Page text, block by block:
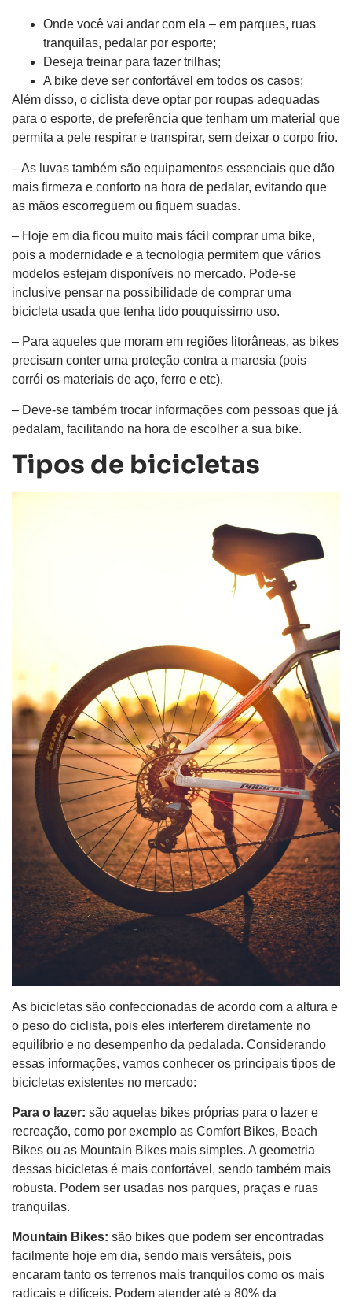
Onde você vai andar com ela – em parques, ruas
tranquilas, pedalar por esporte;
Deseja treinar para fazer trilhas;
A bike deve ser confortável em todos os casos;
Além disso, o ciclista deve optar por roupas adequadas
para o esporte, de preferência que tenham um material que
permita a pele respirar e transpirar, sem deixar o corpo frio.
– As luvas também são equipamentos essenciais que dão
mais firmeza e conforto na hora de pedalar, evitando que
as mãos escorreguem ou fiquem suadas.
– Hoje em dia ficou muito mais fácil comprar uma bike,
pois a modernidade e a tecnologia permitem que vários
modelos estejam disponíveis no mercado. Pode-se
inclusive pensar na possibilidade de comprar uma
bicicleta usada que tenha tido pouquíssimo uso.
– Para aqueles que moram em regiões litorâneas, as bikes
precisam conter uma proteção contra a maresia (pois
corrói os materiais de aço, ferro e etc).
– Deve-se também trocar informações com pessoas que já
pedalam, facilitando na hora de escolher a sua bike.
Tipos de bicicletas
As bicicletas são confeccionadas de acordo com a altura e
o peso do ciclista, pois eles interferem diretamente no
equilíbrio e no desempenho da pedalada. Considerando
essas informações, vamos conhecer os principais tipos de
bicicletas existentes no mercado:
Para o lazer: são aquelas bikes próprias para o lazer e
recreação, como por exemplo as Comfort Bikes, Beach
Bikes ou as Mountain Bikes mais simples. A geometria
dessas bicicletas é mais confortável, sendo também mais
robusta. Podem ser usadas nos parques, praças e ruas
tranquilas.
Mountain Bikes: são bikes que podem ser encontradas
facilmente hoje em dia, sendo mais versáteis, pois
encaram tanto os terrenos mais tranquilos como os mais
radicais e difíceis. Podem atender até a 80% da